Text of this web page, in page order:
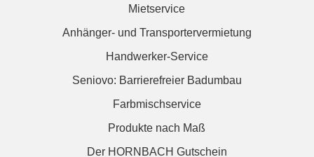
Mietservice
Anhänger- und Transportervermietung
Handwerker-Service
Seniovo: Barrierefreier Badumbau
Farbmischservice
Produkte nach Maß
Der HORNBACH Gutschein